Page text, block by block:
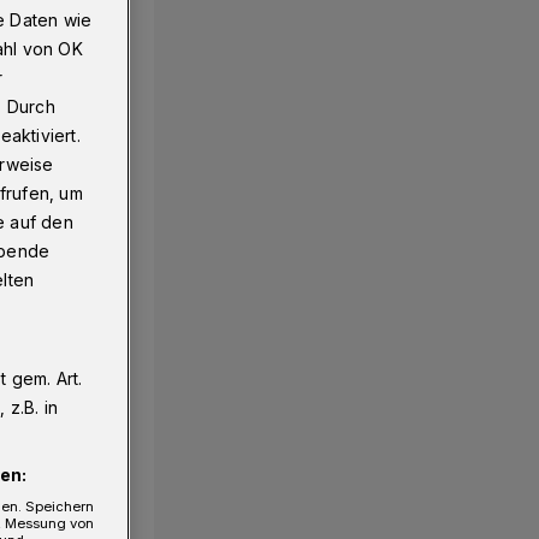
Daten wie
von OK
Durch
um
auf den
gem. Art.
z.B. in
Speichern
von